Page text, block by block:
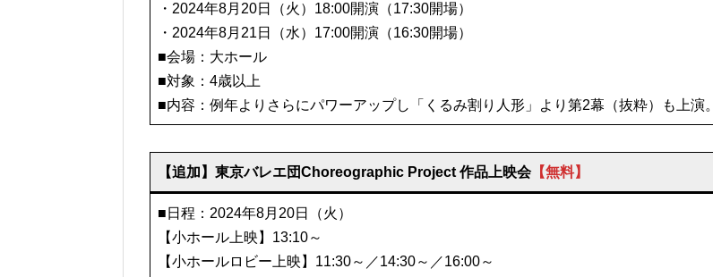
・2024年8月20日（火）18:00開演（17:30開場）
・2024年8月21日（水）17:00開演（16:30開場）
■会場：大ホール
■対象：4歳以上
■内容：例年よりさらにパワーアップし「くるみ割り人形」より第2幕（抜粋）も上演。
【追加】東京バレエ団Choreographic Project 作品上映会【無料】
■日程：2024年8月20日（火）
【小ホール上映】13:10～
【小ホールロビー上映】11:30～／14:30～／16:00～